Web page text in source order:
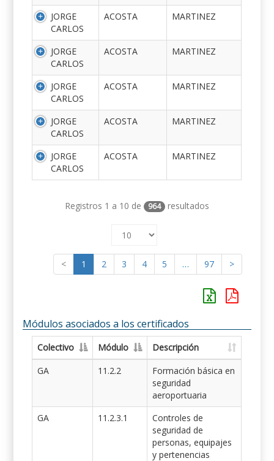
JORGE
CARLOS
ACOSTA MARTINEZ
JORGE
CARLOS
ACOSTA MARTINEZ
JORGE
CARLOS
ACOSTA MARTINEZ
JORGE
CARLOS
ACOSTA MARTINEZ
JORGE
CARLOS
ACOSTA MARTINEZ
Registros 1 a 10 de 964 resultados
< 1 2 3 4 5 … 97 >
Módulos asociados a los certificados
Colectivo Módulo
Descripción
GA
11.2.2
Formación básica en
seguridad
aeroportuaria
GA
11.2.3.1
Controles de
seguridad de
personas, equipajes
y pertenencias